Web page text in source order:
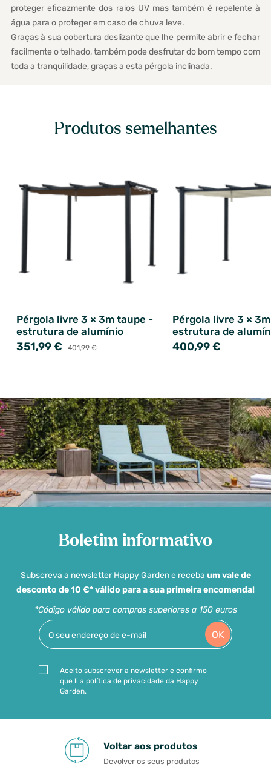
proteger eficazmente dos raios UV mas também é repelente à
água para o proteger em caso de chuva leve.
Graças à sua cobertura deslizante que lhe permite abrir e fechar
facilmente o telhado, também pode desfrutar do bom tempo com
toda a tranquilidade, graças a esta pérgola inclinada.
Produtos semelhantes
Pérgola livre 3 × 3m taupe -
estrutura de alumínio
351,99 € 401,99 €
Pérgola livre 3 ×
estrutura de
400,99 €
Boletim informativo
Subscreva a newsletter Happy Garden e receba um vale de
desconto de 10 €* válido para a sua primeira encomenda!
*Código válido para compras superiores a 150 euros
OK
Aceito subscrever a newsletter e confirmo
que li a política de privacidade da Happy
Garden.
Voltar aos produtos
Devolver os seus produtos